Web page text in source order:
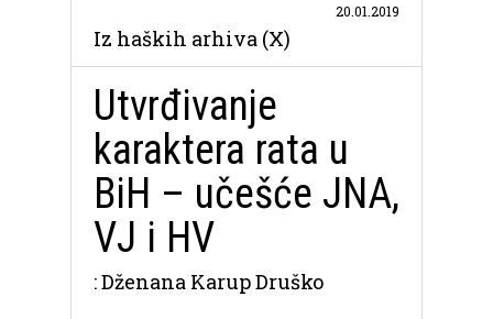
Iz haških arhiva (X)
20.01.2019
Utvrđivanje
karaktera rata u
BiH – učešće JNA,
VJ i HV
: Dženana Karup Druško